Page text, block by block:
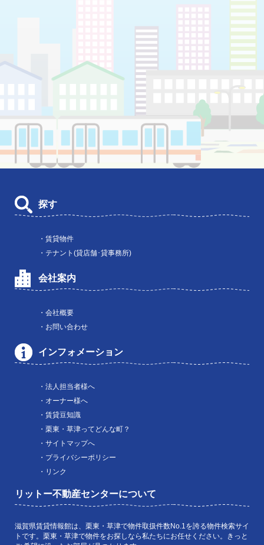
探す
・賃貸物件
・テナント(貸店舗･貸事務所)
会社案内
・会社概要
・お問い合わせ
インフォメーション
・法人担当者様へ
・オーナー様へ
・賃貸豆知識
・栗東・草津ってどんな町？
・サイトマップへ
・プライバシーポリシー
・リンク
リットー不動産センターについて
滋賀県賃貸情報館は、栗東・草津で物件取扱件数No.1を誇る物件検索サイ
トです。栗東・草津で物件をお探しなら私たちにお任せください。きっと